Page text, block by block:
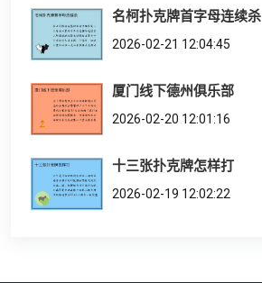
名柯扑克牌首字母连续杀
2026-02-21 12:04:45
厦门线下德州俱乐部
2026-02-20 12:01:16
十三张扑克牌怎样打
2026-02-19 12:02:22